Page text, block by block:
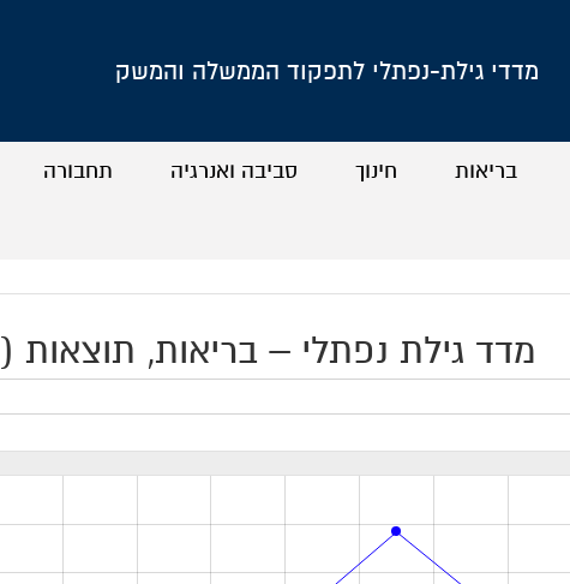
מדדי גילת-נפתלי לתפקוד הממשלה והמשק
בריאות חינוך סביבה ואנרגיה תחבורה
מדד גילת נפתלי – בריאות, תוצאות (2000–2015)